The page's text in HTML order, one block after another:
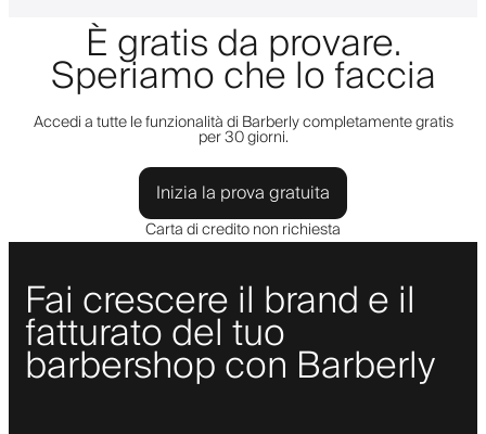
È gratis da provare.
Speriamo che lo faccia
Accedi a tutte le funzionalità di Barberly completamente gratis
per 30 giorni.
Inizia la prova gratuita
Carta di credito non richiesta
Fai crescere il brand e il
fatturato del tuo
barbershop con Barberly